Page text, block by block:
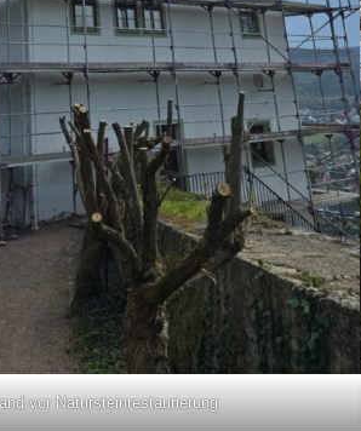
vor Natursteinrestaurierung